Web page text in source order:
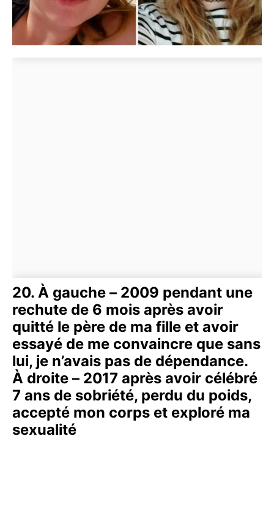
20. À gauche – 2009 pendant une
rechute de 6 mois après avoir
quitté le père de ma fille et avoir
essayé de me convaincre que sans
lui, je n’avais pas de dépendance.
À droite – 2017 après avoir célébré
7 ans de sobriété, perdu du poids,
accepté mon corps et exploré ma
sexualité